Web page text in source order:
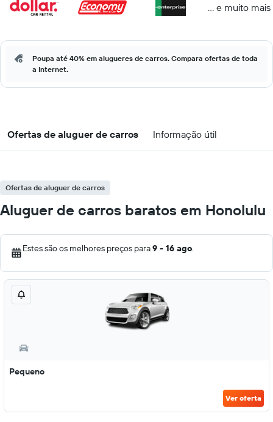
... e muito mais
Poupa até 40% em alugueres de carros. Compara ofertas de toda
a Internet.
Ofertas de aluguer de carros Informação útil
Ofertas de aluguer de carros
Aluguer de carros baratos em Honolulu
Estes são os melhores preços para9 - 16 ago.
Pequeno
Ver oferta